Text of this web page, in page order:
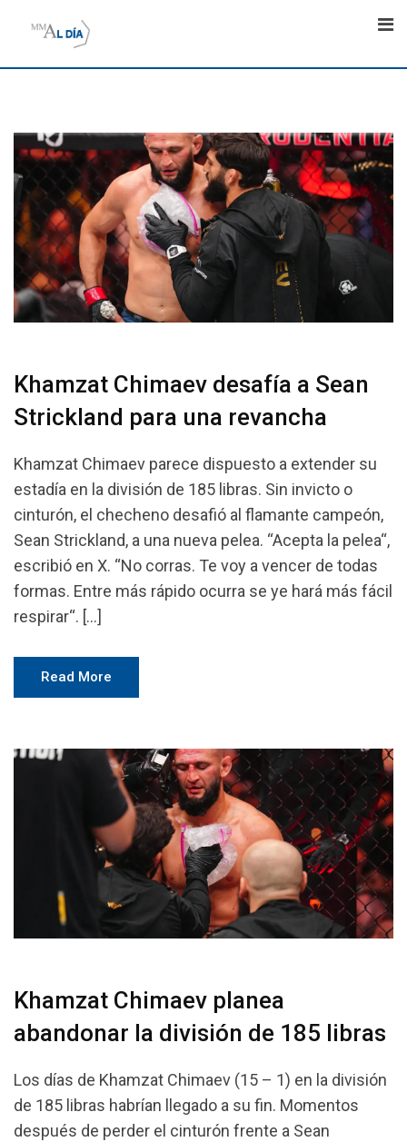
Khamzat Chimaev desafía a Sean
Strickland para una revancha
Khamzat Chimaev parece dispuesto a extender su
estadía en la división de 185 libras. Sin invicto o
cinturón, el checheno desafió al flamante campeón,
Sean Strickland, a una nueva pelea. “Acepta la pelea“,
escribió en X. “No corras. Te voy a vencer de todas
formas. Entre más rápido ocurra se ye hará más fácil
respirar“. […]
Read More
Khamzat Chimaev planea
abandonar la división de 185 libras
Los días de Khamzat Chimaev (15 – 1) en la división
de 185 libras habrían llegado a su fin. Momentos
después de perder el cinturón frente a Sean